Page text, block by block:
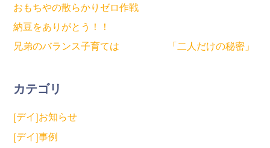
おもちやの散らかりゼロ作戦
納豆をありがとう！！
兄弟のバランス子育ては 「二人だけの秘密」
カテゴリ
[デイ]お知らせ
[デイ]事例